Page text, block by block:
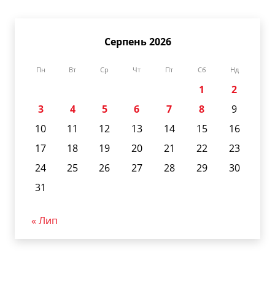
Серпень 2026
Пн Вт Ср Чт Пт Сб Нд
1
2
3
4 5 6 7 8
9
10
11 12 13 14 15
16
17
18 19 20 21 22
23
24
25 26 27 28 29
30
31
« Лип